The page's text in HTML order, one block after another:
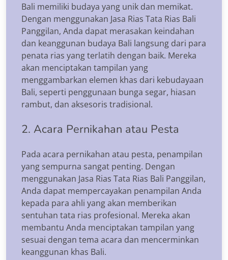
Bali memiliki budaya yang unik dan memikat.
Dengan menggunakan Jasa Rias Tata Rias Bali
Panggilan, Anda dapat merasakan keindahan
dan keanggunan budaya Bali langsung dari para
penata rias yang terlatih dengan baik. Mereka
akan menciptakan tampilan yang
menggambarkan elemen khas dari kebudayaan
Bali, seperti penggunaan bunga segar, hiasan
rambut, dan aksesoris tradisional.
2. Acara Pernikahan atau Pesta
Pada acara pernikahan atau pesta, penampilan
yang sempurna sangat penting. Dengan
menggunakan Jasa Rias Tata Rias Bali Panggilan,
Anda dapat mempercayakan penampilan Anda
kepada para ahli yang akan memberikan
sentuhan tata rias profesional. Mereka akan
membantu Anda menciptakan tampilan yang
sesuai dengan tema acara dan mencerminkan
keanggunan khas Bali.